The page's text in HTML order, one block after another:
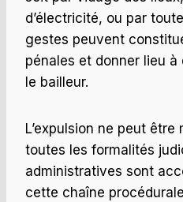
d’électricité, ou par
gestes peuvent
pénales et donner lieu
le bailleur.
L’expulsion ne peut
toutes les formalités
administratives sont
cette chaîne